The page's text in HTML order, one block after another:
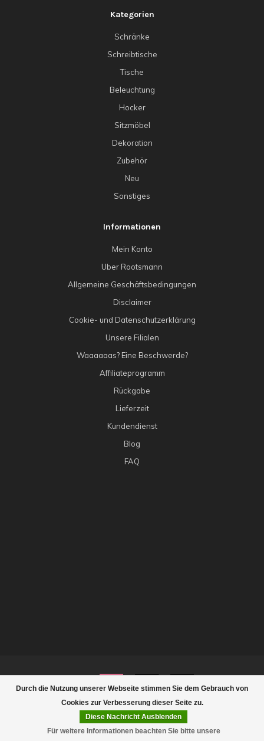
Durch die Nutzung unserer Webseite stimmen Sie dem Gebrauch von
Cookies zur Verbesserung dieser Seite zu.
Diese Nachricht Ausblenden
Für weitere Informationen beachten Sie bitte unsere
Kategorien
Schränke
Schreibtische
Tische
Beleuchtung
Hocker
Sitzmöbel
Dekoration
Zubehör
Neu
Sonstiges
Informationen
Mein Konto
Uber Rootsmann
Allgemeine Geschäftsbedingungen
Disclaimer
Cookie- und Datenschutzerklärung
Unsere Filialen
Waaaaaas? Eine Beschwerde?
Affiliateprogramm
Rückgabe
Lieferzeit
Kundendienst
Blog
FAQ
© Copyright 2026 Rootsmann